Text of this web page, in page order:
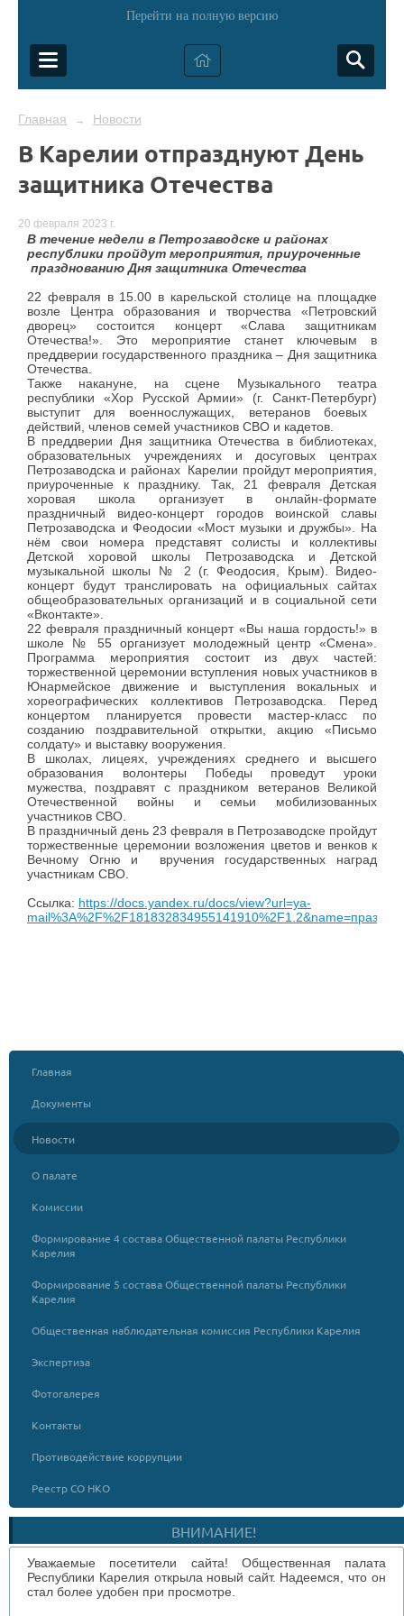
Перейти на полную версию
Главная → Новости
В Карелии отпразднуют День
защитника Отечества
20 февраля 2023 г.
В течение недели в Петрозаводске и районах
республики пройдут мероприятия, приуроченные
празднованию Дня защитника Отечества
22 февраля в 15.00 в карельской столице на площадке
возле Центра образования и творчества «Петровский
дворец» состоится концерт «Слава защитникам
Отечества!». Это мероприятие станет ключевым в
преддверии государственного праздника – Дня защитника
Отечества.
Также накануне, на сцене Музыкального театра
республики «Хор Русской Армии» (г. Санкт-Петербург)
выступит для военнослужащих, ветеранов боевых
действий, членов семей участников СВО и кадетов.
В преддверии Дня защитника Отечества в библиотеках,
образовательных учреждениях и досуговых центрах
Петрозаводска и районах Карелии пройдут мероприятия,
приуроченные к празднику. Так, 21 февраля Детская
хоровая школа организует в онлайн-формате
праздничный видео-концерт городов воинской славы
Петрозаводска и Феодосии «Мост музыки и дружбы». На
нём свои номера представят солисты и коллективы
Детской хоровой школы Петрозаводска и Детской
музыкальной школы № 2 (г. Феодосия, Крым). Видео-
концерт будут транслировать на официальных сайтах
общеобразовательных организаций и в социальной сети
«Вконтакте».
22 февраля праздничный концерт «Вы наша гордость!» в
школе № 55 организует молодежный центр «Смена».
Программа мероприятия состоит из двух частей:
торжественной церемонии вступления новых участников в
Юнармейское движение и выступления вокальных и
хореографических коллективов Петрозаводска. Перед
концертом планируется провести мастер-класс по
созданию поздравительной открытки, акцию «Письмо
солдату» и выставку вооружения.
В школах, лицеях, учреждениях среднего и высшего
образования волонтеры Победы проведут уроки
мужества, поздравят с праздником ветеранов Великой
Отечественной войны и семьи мобилизованных
участников СВО.
В праздничный день 23 февраля в Петрозаводске пройдут
торжественные церемонии возложения цветов и венков к
Вечному Огню и вручения государственных наград
участникам СВО.
Ссылка: https://docs.yandex.ru/docs/view?url=ya-
Главная
Документы
Новости
О палате
Комиссии
Формирование 4 состава Общественной палаты Республики
Карелия
Формирование 5 состава Общественной палаты Республики
Карелия
Общественная наблюдательная комиссия Республики Карелия
Экспертиза
Фотогалерея
Контакты
Противодействие коррупции
Реестр СО НКО
ВНИМАНИЕ!
Уважаемые посетители сайта! Общественная палата
Республики Карелия открыла новый сайт. Надеемся, что он
стал более удобен при просмотре.